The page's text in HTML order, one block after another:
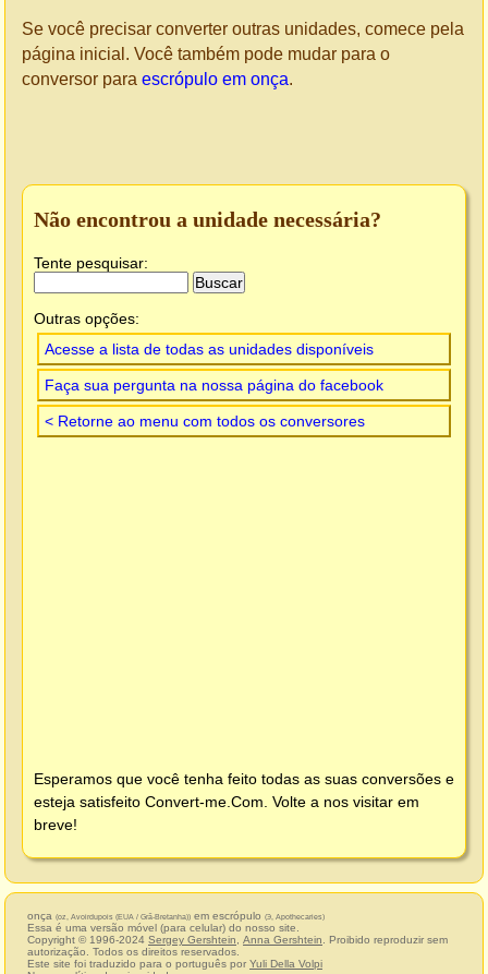
Se você precisar converter outras unidades, comece pela
página inicial. Você também pode mudar para o
conversor para escrópulo em onça.
Não encontrou a unidade necessária?
Tente pesquisar:
Outras opções:
Acesse a lista de todas as unidades disponíveis
Faça sua pergunta na nossa página do facebook
< Retorne ao menu com todos os conversores
Esperamos que você tenha feito todas as suas conversões e
esteja satisfeito Convert-me.Com . Volte a nos visitar em
breve!
onça (oz, Avoirdupois (EUA / Grã-Bretanha)) em escrópulo (℈, Apothecaries)
Essa é uma versão móvel (para celular) do nosso site.
Copyright © 1996-2024 Sergey Gershtein Anna Gershtein . Proibido reproduzir sem
autorização. Todos os direitos reservados.
Este site foi traduzido para o português por Yuli Della Volpi